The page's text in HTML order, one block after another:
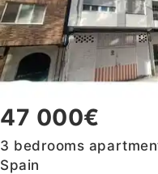
47 000€
3 bedrooms
Spain